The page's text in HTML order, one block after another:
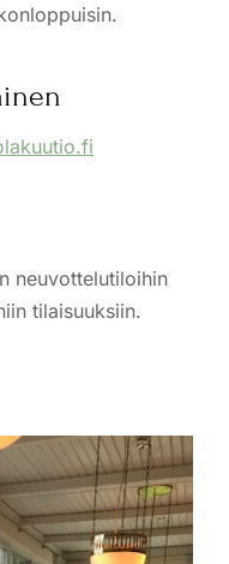
neuvottelutiloihin
tilaisuuksiin.